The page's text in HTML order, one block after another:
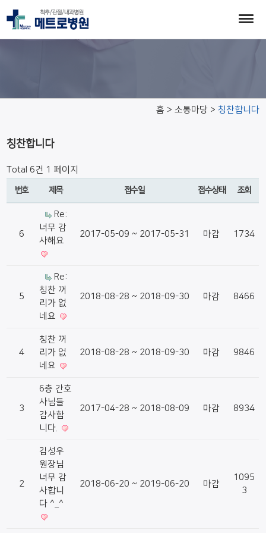
홈 > 소통마당 > 칭찬합니다
칭찬합니다
Total 6건 1 페이지
번호 제목 접수일 접수상태 조회
6
Re:
너무 감
사해요
2017-05-09 ~ 2017-05-31 마감 1734
5
Re:
칭찬 꺼
리가 없
네요
2018-08-28 ~ 2018-09-30 마감 8466
4
칭찬 꺼
리가 없
네요
2018-08-28 ~ 2018-09-30 마감 9846
3
6층 간호
사님들
감사합
니다.
2017-04-28 ~ 2018-08-09 마감 8934
2
김성우
원장님
너무 감
사합니
다 ^_^
2018-06-20 ~ 2019-06-20 마감
1095
3